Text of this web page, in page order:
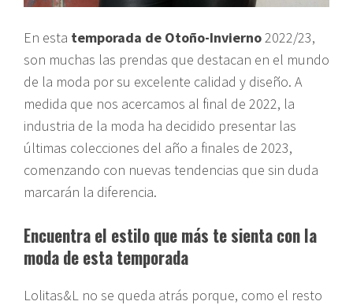
En esta temporada de Otoño-Invierno2022/23,
son muchas las prendas que destacan en el mundo
de la moda por su excelente calidad y diseño. A
medida que nos acercamos al final de 2022, la
industria de la moda ha decidido presentar las
últimas colecciones del año a finales de 2023,
comenzando con nuevas tendencias que sin duda
marcarán la diferencia.
Encuentra el estilo que más te sienta con la
moda de esta temporada
Lolitas&L no se queda atrás porque, como el resto